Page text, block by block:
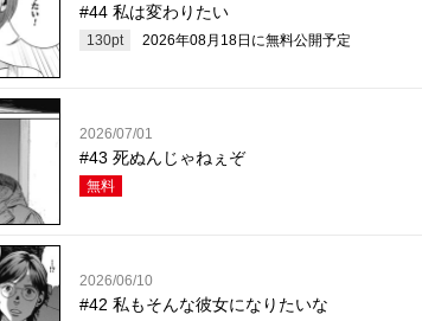
#44 私は変わりたい
130pt 2026年08月18日 に無料公開予定
2026/07/01
#43 死ぬんじゃねぇぞ
無料
2026/06/10
#42 私もそんな彼女になりたいな